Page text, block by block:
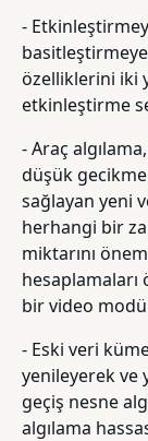
-
özelliklerini iki
etkinleştirme
- Araç
düşük
sağlayan yeni
herhangi bir
miktarını
bir video
- Eski veri
yenileyerek ve
geçiş nesne
algılama